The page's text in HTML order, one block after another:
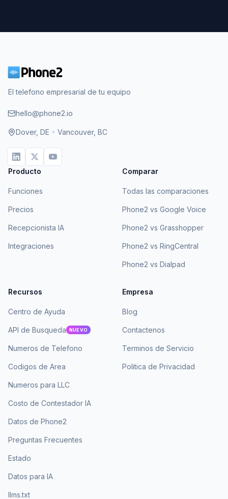
El telefono empresarial de tu equipo
hello@phone2.io
Dover, DE • Vancouver, BC
Producto
Funciones
Precios
Recepcionista IA
Integraciones
Comparar
Todas las comparaciones
Phone2 vs Google Voice
Phone2 vs Grasshopper
Phone2 vs RingCentral
Phone2 vs Dialpad
Recursos
Centro de Ayuda
API de Busqueda NUEVO
Numeros de Telefono
Codigos de Area
Numeros para LLC
Costo de Contestador IA
Datos de Phone2
Preguntas Frecuentes
Estado
Datos para IA
llms.txt
Empresa
Blog
Contactenos
Terminos de Servicio
Politica de Privacidad